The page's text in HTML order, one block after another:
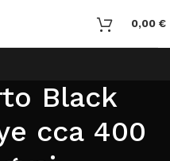
0,00 €
Black
cca 400